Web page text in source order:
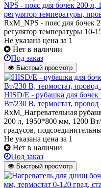
NPS - пояс для бочек 200
регулятор температуры,
RxM_NPS - пояс для бочек
регулятор температуры 10-
Не указана цена за 1
Нет в наличии
Под заказ
Быстрый просмотр
HISD/E - рубашка для
Вт/230 В, термостат,
RxM_Нагревательная
200 л, 1950*800 мм, 1200
градусов,
Не указана цена за 1
Нет в наличии
Под заказ
Быстрый просмотр